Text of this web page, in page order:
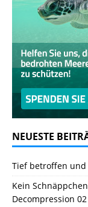
NEUESTE
Tief betroffen und
Kein
Decompression